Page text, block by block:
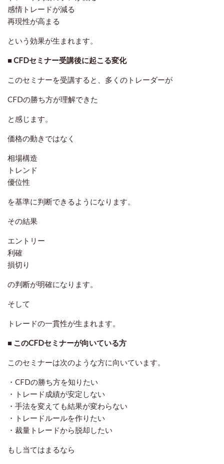
感情トレードが減る
再現性が高まる
という効果が生まれます。
■ CFDセミナー受講後に起こる変化
このセミナーを受講すると、多くのトレーダーが
CFDの勝ち方が理解できた
と感じます。
価格の動きではなく
相場構造
トレンド
優位性
を基準に判断できるようになります。
その結果
エントリー
利確
損切り
の判断が明確になります。
そして
トレードの一貫性が生まれます。
■ このCFDセミナーが向いている方
このセミナーは次のような方に向いています。
・CFDの勝ち方を知りたい
・トレード成績が安定しない
・手法を変えても結果が変わらない
・トレードルールを作りたい
・裁量トレードから脱却したい
もし当てはまるなら